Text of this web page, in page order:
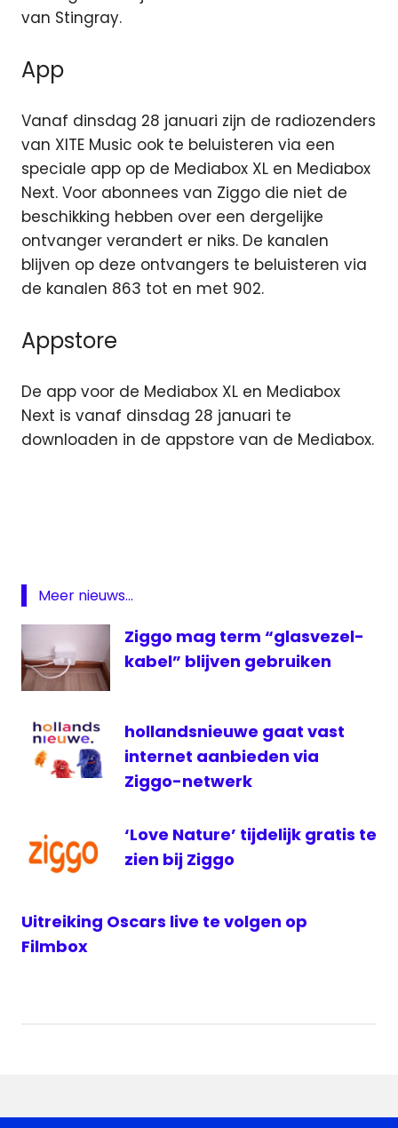
van Stingray.
App
Vanaf dinsdag 28 januari zijn de radiozenders
van XITE Music ook te beluisteren via een
speciale app op de Mediabox XL en Mediabox
Next. Voor abonnees van Ziggo die niet de
beschikking hebben over een dergelijke
ontvanger verandert er niks. De kanalen
blijven op deze ontvangers te beluisteren via
de kanalen 863 tot en met 902.
Appstore
De app voor de Mediabox XL en Mediabox
Next is vanaf dinsdag 28 januari te
downloaden in de appstore van de Mediabox.
Music
ziggo
Meer nieuws...
Ziggo mag term “glasvezel-
kabel” blijven gebruiken
hollandsnieuwe gaat vast
internet aanbieden via
Ziggo-netwerk
‘Love Nature’ tijdelijk gratis te
zien bij Ziggo
Uitreiking Oscars live te volgen op
Filmbox